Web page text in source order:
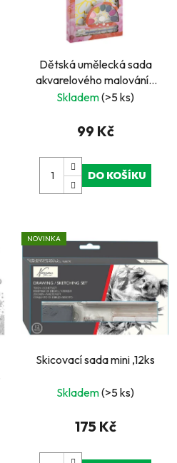
Dětská umělecká sada
akvarelového malování -
květiny
Skladem(>5 ks)
99 Kč
DO KOŠÍKU
NOVINKA
Skicovací sada mini ,12ks
Skladem(>5 ks)
175 Kč